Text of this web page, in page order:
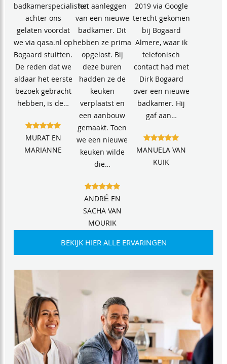
badkamerspecialisten
achter ons
gelaten voordat
we via qasa.nl op
Bogaard stuitten.
De reden dat we
aldaar het eerste
bezoek gebracht
hebben, is de…
MURAT EN
MARIANNE
het aanleggen
van een nieuwe
badkamer. Dit
hebben ze prima
opgelost. Bij
deze buren
hadden ze de
keuken
verplaatst en
een aanbouw
gemaakt. Toen
we een nieuwe
keuken wilde
die…
ANDRÉ EN
SACHA VAN
MOURIK
2019 via Google
terecht gekomen
bij Bogaard
Almere, waar ik
telefonisch
contact had met
Dirk Bogaard
over een nieuwe
badkamer. Hij
gaf aan…
MANUELA VAN
KUIK
BEKIJK HIER ALLE ERVARINGEN